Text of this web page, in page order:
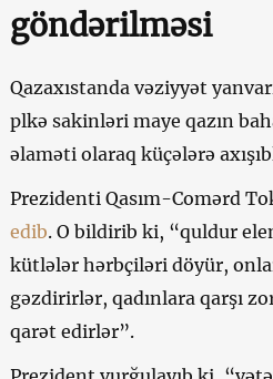
göndərilməsi
Qazaxıstanda vəziyyət
plkə sakinləri maye qazın
əlaməti olaraq küçələrə
Prezidenti Qasım-Comərd
edib. O bildirib ki, “quldur
kütlələr hərbçiləri döyür,
gəzdirirlər, qadınlara qarşı
qarət edirlər”.